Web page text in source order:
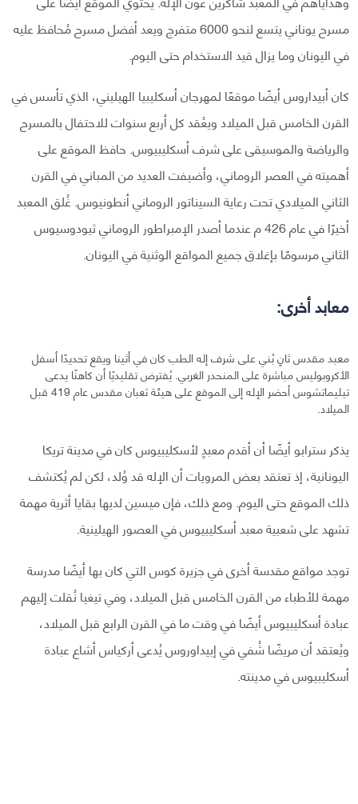
مسرح يوناني يتسع لنحو 6000 متفرج ويعد أفضل مسرح مُحافظ عليه
في اليونان وما يزال قيد الاستخدام حتى اليوم.
كان أبيداروس أيضًا موقعًا لمهرجان أسكليبيا الهيليني، الذي تأسس في
القرن الخامس قبل الميلاد ويعُقد كل أربع سنوات للاحتفال بالمسرح
والرياضة والموسيقى على شرف أسكليبيوس. حافظ الموقع على
أهميته في العصر الروماني، وأضيفت العديد من المباني في القرن
الثاني الميلادي تحت رعاية السيناتور الروماني أنطونيوس. غُلق المعبد
أخيرًا في عام 426 م عندما أصدر الإمبراطور الروماني ثيودوسيوس
الثاني مرسومًا بإغلاق جميع المواقع الوثنية في اليونان.
معابد أخرى:
معبد مقدس ثانٍ بُني على شرف إله الطب كان في أثينا ويقع تحديدًا أسفل
الأكروبوليس مباشرة على المنحدر الغربي. يُفترض تقليديًا أن كاهنًا يدعى
تيليماتشوس أحضر الإله إلى الموقع على هيئة ثعبان مقدس عام 419 قبل
الميلاد.
يذكر سترابو أيضًا أن أقدم معبدٍ لأسكليبيوس كان في مدينة تريكا
اليونانية، إذ تعتقد بعض المرويات أن الإله قد وُلد، لكن لم يُكتشف
ذلك الموقع حتى اليوم. ومع ذلك، فإن ميسين لديها بقايا أثرية مهمة
تشهد على شعبية معبد أسكليبيوس في العصور الهيلينية.
توجد مواقع مقدسة أخرى في جزيرة كوس التي كان بها أيضًا مدرسة
مهمة للأطباء من القرن الخامس قبل الميلاد، وفي تيغيا نُقلت إليهم
عبادة أسكليبيوس أيضًا في وقت ما في القرن الرابع قبل الميلاد،
ويُعتقد أن مريضًا شُفي في إبيداوروس يُدعى أركياس أشاع عبادة
أسكليبيوس في مدينته.